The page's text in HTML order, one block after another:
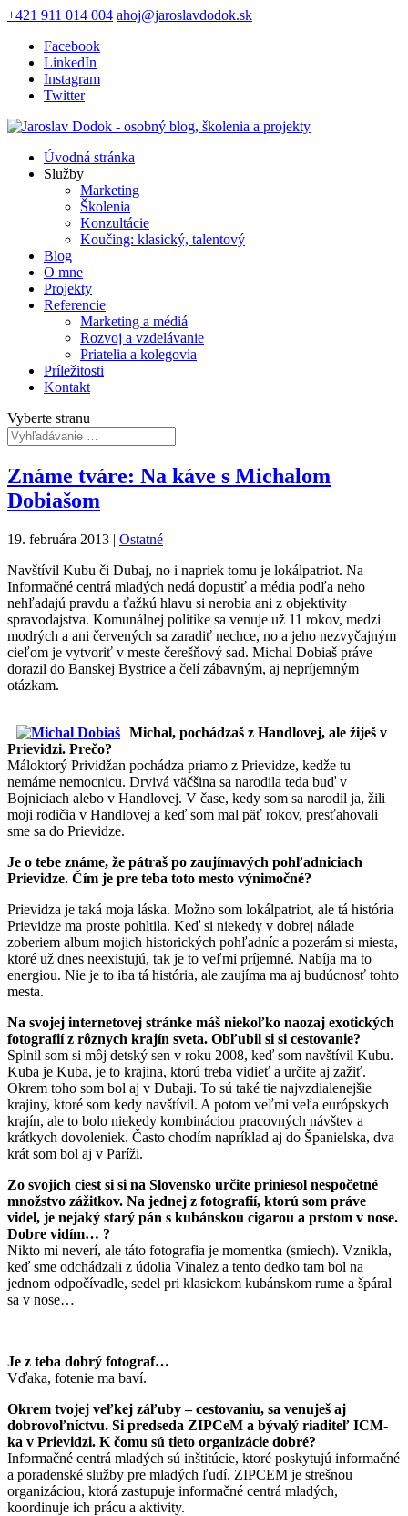
+421 911 014 004 ahoj@jaroslavdodok.sk
Facebook
LinkedIn
Instagram
Twitter
Úvodná stránka
Služby
Marketing
Školenia
Konzultácie
Koučing: klasický, talentový
Blog
O mne
Projekty
Referencie
Marketing a médiá
Rozvoj a vzdelávanie
Priatelia a kolegovia
Príležitosti
Kontakt
Vyberte stranu
Známe tváre: Na káve s Michalom
Dobiašom
19. februára 2013 | Ostatné
Navštívil Kubu či Dubaj, no i napriek tomu je lokálpatriot. Na
Informačné centrá mladých nedá dopustiť a média podľa neho
nehľadajú pravdu a ťažkú hlavu si nerobia ani z objektivity
spravodajstva. Komunálnej politike sa venuje už 11 rokov, medzi
modrých a ani červených sa zaradiť nechce, no a jeho nezvyčajným
cieľom je vytvoriť v meste čerešňový sad. Michal Dobiaš práve
dorazil do Banskej Bystrice a čelí zábavným, aj nepríjemným
otázkam.
Michal, pochádzaš z Handlovej, ale žiješ v
Prievidzi. Prečo?
Máloktorý Prividžan pochádza priamo z Prievidze, kedže tu
nemáme nemocnicu. Drvivá väčšina sa narodila teda buď v
Bojniciach alebo v Handlovej. V čase, kedy som sa narodil ja, žili
moji rodičia v Handlovej a keď som mal päť rokov, presťahovali
sme sa do Prievidze.
Je o tebe známe, že pátraš po zaujímavých pohľadniciach
Prievidze. Čím je pre teba toto mesto výnimočné?
Prievidza je taká moja láska. Možno som lokálpatriot, ale tá história
Prievidze ma proste pohltila. Keď si niekedy v dobrej nálade
zoberiem album mojich historických pohľadníc a pozerám si miesta,
ktoré už dnes neexistujú, tak je to veľmi príjemné. Nabíja ma to
energiou. Nie je to iba tá história, ale zaujíma ma aj budúcnosť tohto
mesta.
Na svojej internetovej stránke máš niekoľko naozaj exotických
fotografií z rôznych krajín sveta. Obľubil si si cestovanie?
Splnil som si môj detský sen v roku 2008, keď som navštívil Kubu.
Kuba je Kuba, je to krajina, ktorú treba vidieť a určite aj zažiť.
Okrem toho som bol aj v Dubaji. To sú také tie najvzdialenejšie
krajiny, ktoré som kedy navštívil. A potom veľmi veľa európskych
krajín, ale to bolo niekedy kombináciou pracovných návštev a
krátkych dovoleniek. Často chodím napríklad aj do Španielska, dva
krát som bol aj v Paríži.
Zo svojich ciest si si na Slovensko určite priniesol nespočetné
množstvo zážitkov. Na jednej z fotografií, ktorú som práve
videl, je nejaký starý pán s kubánskou cigarou a prstom v nose.
Dobre vidím… ?
Nikto mi neverí, ale táto fotografia je momentka (smiech). Vznikla,
keď sme odchádzali z údolia Vinalez a tento dedko tam bol na
jednom odpočívadle, sedel pri klasickom kubánskom rume a špáral
sa v nose…
Je z teba dobrý fotograf…
Vďaka, fotenie ma baví.
Okrem tvojej veľkej záľuby – cestovaniu, sa venuješ aj
dobrovoľníctvu. Si predseda ZIPCeM a bývalý riaditeľ ICM-
ka v Prievidzi. K čomu sú tieto organizácie dobré?
Informačné centrá mladých sú inštitúcie, ktoré poskytujú informačné
a poradenské služby pre mladých ľudí. ZIPCEM je strešnou
organizáciou, ktorá zastupuje informačné centrá mladých,
koordinuje ich prácu a aktivity.